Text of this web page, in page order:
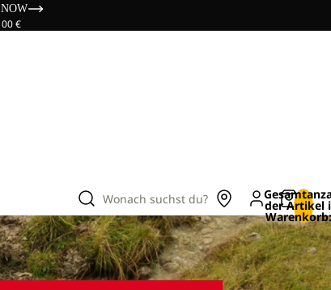
€
Wonach suchst du? der Artikel